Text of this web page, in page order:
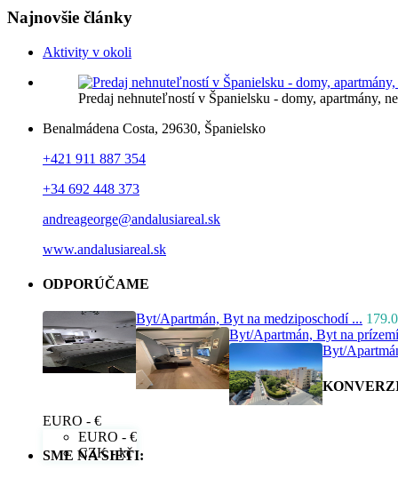
Najnovšie články
Aktivity v okoli
Predaj nehnuteľností v Španielsku - domy, apartmány,
Benalmádena Costa, 29630, Španielsko
+421 911 887 354
+34 692 448 373
andreageorge@andalusiareal.sk
www.andalusiareal.sk
ODPORÚČAME
Byt/Apartmán, Byt na medziposchodí ...
Byt/Apartmán, Byt na
Byt/
EURO - €
EURO - €
CZK - kč
SME NA SIETI: